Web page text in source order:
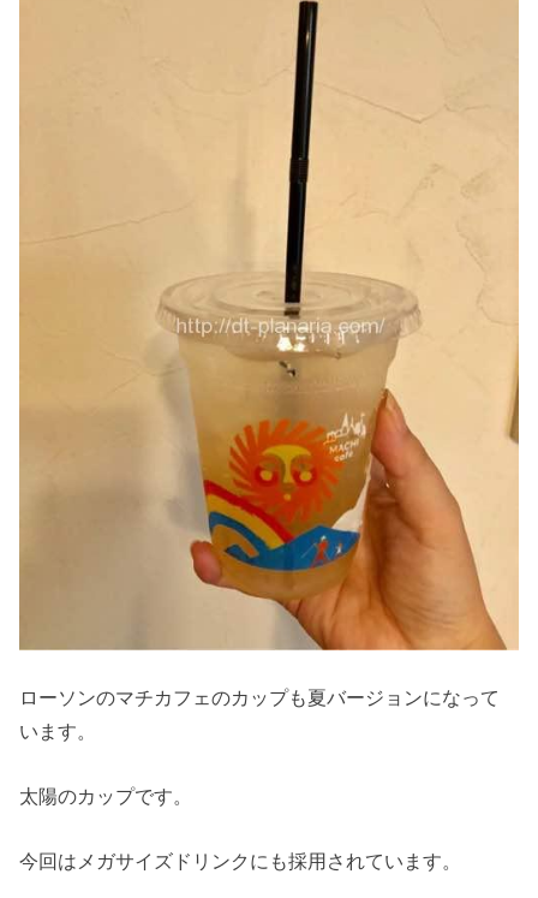
ローソンのマチカフェのカップも夏バージョンになって
います。
太陽のカップです。
今回はメガサイズドリンクにも採用されています。